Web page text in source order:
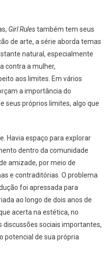
Girl Rulestambém tem seus
de arte, a série aborda temas
natural, especialmente
contra a mulher,
aos limites. Em vários
a importância do
seus próprios limites, algo que
Havia espaço para explorar
dentro da comunidade
amizade, por meio de
e contraditórias. O problema
foi apressada para
ao longo de dois anos de
acerta na estética, no
discussões sociais importantes,
potencial de sua própria